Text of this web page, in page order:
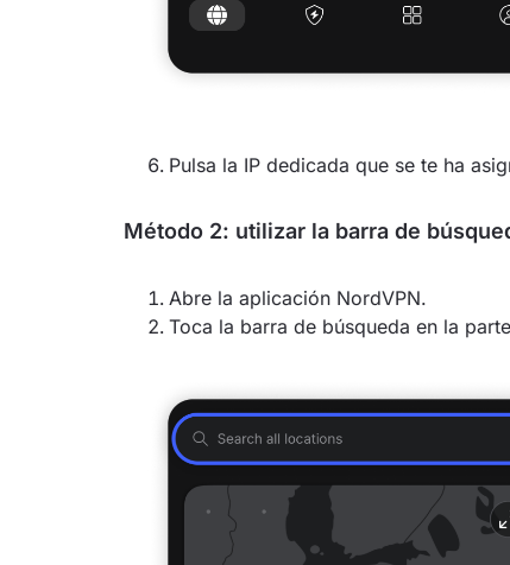
Pulsa la IP dedicada que se te ha
Método 2: utilizar la barra de
Abre la aplicación NordVPN.
Toca la barra de búsqueda en la